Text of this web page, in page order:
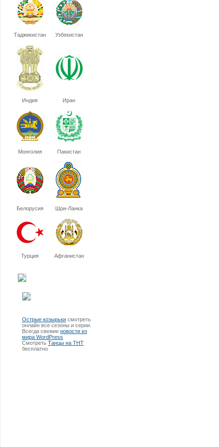
Таджикистан Узбекистан
Индия Иран
Монголия Пакистан
Белорусия Шри-Ланка
Турция Афганистан
Острые козырьки смотреть
онлайн все сезоны и серии.
Всегда свежие новости из
мира WordPress
Смотреть Танцы на ТНТ
бесплатно